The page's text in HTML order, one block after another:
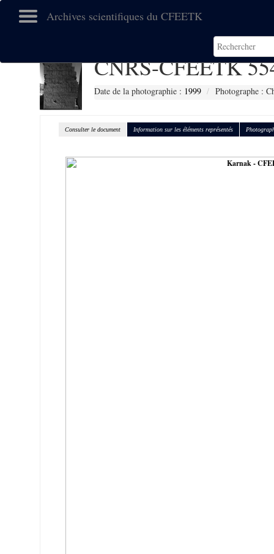
Archives scientifiques du CFEETK
CNRS-CFEETK
Date de la photographie : 1999 Photographe :
Consulter le document Information sur les éléments représentés